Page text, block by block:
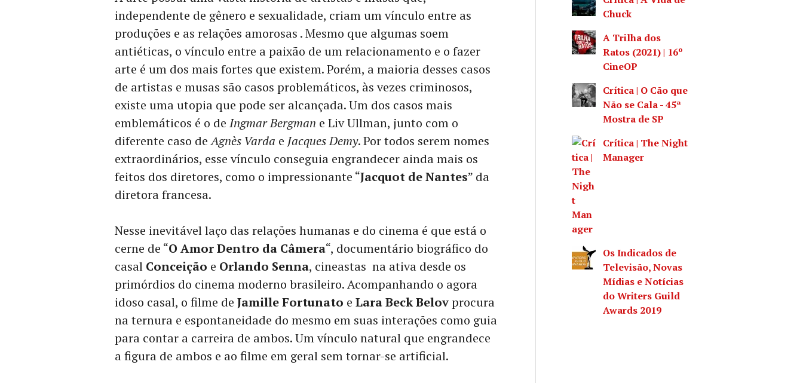
independente de gênero e sexualidade, criam um vínculo entre as
produções e as relações amorosas . Mesmo que algumas soem
antiéticas, o vínculo entre a paixão de um relacionamento e o fazer
arte é um dos mais fortes que existem. Porém, a maioria desses casos
de artistas e musas são casos problemáticos, às vezes criminosos,
existe uma utopia que pode ser alcançada. Um dos casos mais
emblemáticos é o de Ingmar Bergman e Liv Ullman, junto com o
diferente caso deAgnès Varda e Jacques Demy. Por todos serem nomes
extraordinários, esse vínculo conseguia engrandecer ainda mais os
feitos dos diretores, como o impressionante “Jacquot de Nantes” da
diretora francesa.
Nesse inevitável laço das relações humanas e do cinema é que está o
cerne de “O Amor Dentro da Câmera“, documentário biográfico do
casal Conceição e Orlando Senna, cineastas na ativa desde os
primórdios do cinema moderno brasileiro. Acompanhando o agora
idoso casal, o filme de Jamille Fortunato e Lara Beck Belovprocura
na ternura e espontaneidade do mesmo em suas interações como guia
para contar a carreira de ambos. Um vínculo natural que engrandece
a figura de ambos e ao filme em geral sem tornar-se artificial.
Chuck
A Trilha dos
Ratos (2021) | 16º
CineOP
Crítica | O Cão que
Não se Cala - 45ª
Mostra de SP
Crítica | The Night
Manager
Os Indicados de
Televisão, Novas
Mídias e Notícias
do Writers Guild
Awards 2019